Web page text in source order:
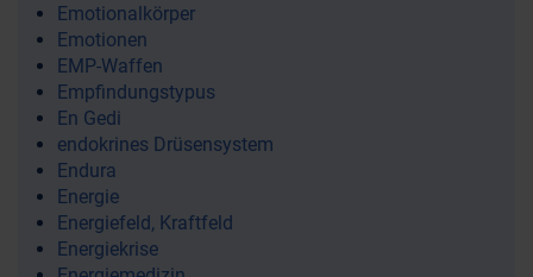
Emotionalkörper
Emotionen
EMP-Waffen
Empfindungstypus
En Gedi
endokrines Drüsensystem
Endura
Energie
Energiefeld, Kraftfeld
Energiekrise